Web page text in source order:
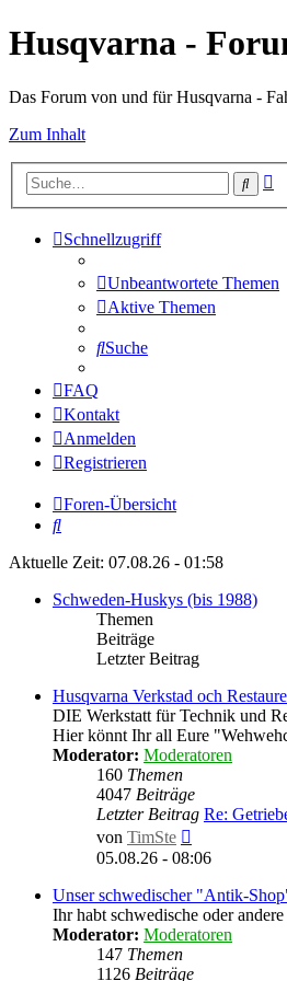
Husqvarna -
Das Forum von und für Husqvarna -
Zum Inhalt
Suche
Schnellzugriff
Unbeantwortete Themen
Aktive Themen
Suche
FAQ
Kontakt
Anmelden
Registrieren
Foren-Übersicht
Suche
Aktuelle Zeit: 07.08.26 - 01:58
Schweden-Huskys (bis 1988)
Themen
Beiträge
Letzter Beitrag
Husqvarna Verkstad och
DIE Werkstatt für Technik und
Hier könnt Ihr all Eure
Moderator: Moderatoren
160 Themen
4047 Beiträge
Letzter Beitrag Re:
von TimSte
Beitrag
05.08.26 - 08:06
Unser schwedischer "Antik-
Ihr habt schwedische oder
Moderator: Moderatoren
147 Themen
1126 Beiträge